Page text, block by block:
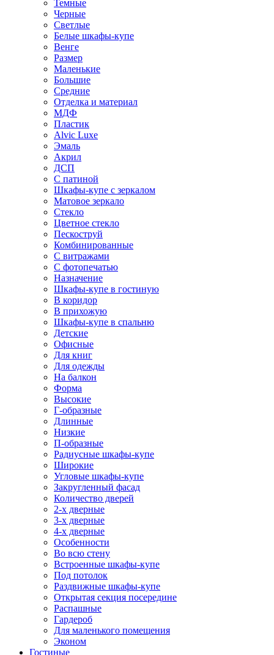
Темные
Черные
Светлые
Белые шкафы-купе
Венге
Размер
Маленькие
Большие
Средние
Отделка и материал
МДФ
Пластик
Alvic Luxe
Эмаль
Акрил
ДСП
С патиной
Шкафы-купе с зеркалом
Матовое зеркало
Стекло
Цветное стекло
Пескоструй
Комбинированные
С витражами
С фотопечатью
Назначение
Шкафы-купе в гостиную
В коридор
В прихожую
Шкафы-купе в спальню
Детские
Офисные
Для книг
Для одежды
На балкон
Форма
Высокие
Г-образные
Длинные
Низкие
П-образные
Радиусные шкафы-купе
Широкие
Угловые шкафы-купе
Закругленный фасад
Количество дверей
2-х дверные
3-х дверные
4-х дверные
Особенности
Во всю стену
Встроенные шкафы-купе
Под потолок
Раздвижные шкафы-купе
Открытая секция посередине
Распашные
Гардероб
Для маленького помещения
Эконом
Гостиные